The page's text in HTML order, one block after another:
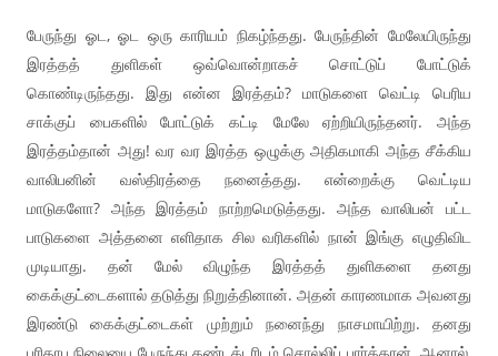
பேருந்து ஓட, ஓட ஒரு காரியம் நிகழ்ந்தது. பேருந்தின் மேலேயிருந்து
இரத்தத் துளிகள் ஒவ்வொன்றாகச் சொட்டுப் போட்டுக்
கொண்டிருந்தது. இது என்ன இரத்தம்? மாடுகளை வெட்டி பெரிய
சாக்குப் பைகளில் போட்டுக் கட்டி மேலே ஏற்றியிருந்தனர். அந்த
இரத்தம்தான் அது! வர வர இரத்த ஒழுக்கு அதிகமாகி அந்த சீக்கிய
வாலிபனின் வஸ்திரத்தை நனைத்தது. என்றைக்கு வெட்டிய
மாடுகளோ? அந்த இரத்தம் நாற்றமெடுத்தது. அந்த வாலிபன் பட்ட
பாடுகளை அத்தனை எளிதாக சில வரிகளில் நான் இங்கு எழுதிவிட
முடியாது. தன் மேல் விழுந்த இரத்தத் துளிகளை தனது
கைக்குட்டைகளால் தடுத்து நிறுத்தினான். அதன் காரணமாக அவனது
இரண்டு கைக்குட்டைகள் முற்றும் நனைந்து நாசமாயிற்று. தனது